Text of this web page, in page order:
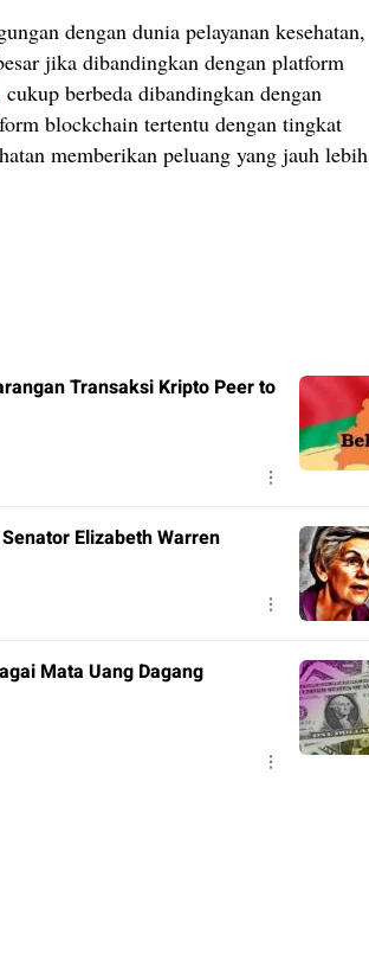
dengan dunia pelayanan kesehatan,
jika dibandingkan dengan platform
cukup berbeda dibandingkan dengan
blockchain tertentu dengan tingkat
memberikan peluang yang jauh lebih
Transaksi Kripto Peer to
Elizabeth Warren
Mata Uang Dagang